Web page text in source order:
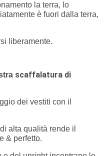
la terra, lo
è fuori dalla terra,
liberamente.
scaffalatura di
dei vestiti con il
alta qualità rende il
& perfetto.